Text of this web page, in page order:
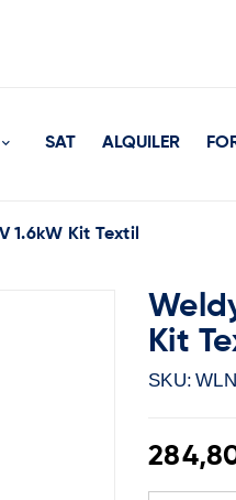
SAT ALQUILER
1.6kW Kit Textil
Kit
SKU: